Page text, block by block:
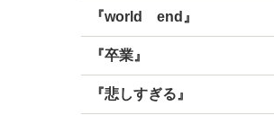
『world end』
『卒業』
『悲しすぎる』